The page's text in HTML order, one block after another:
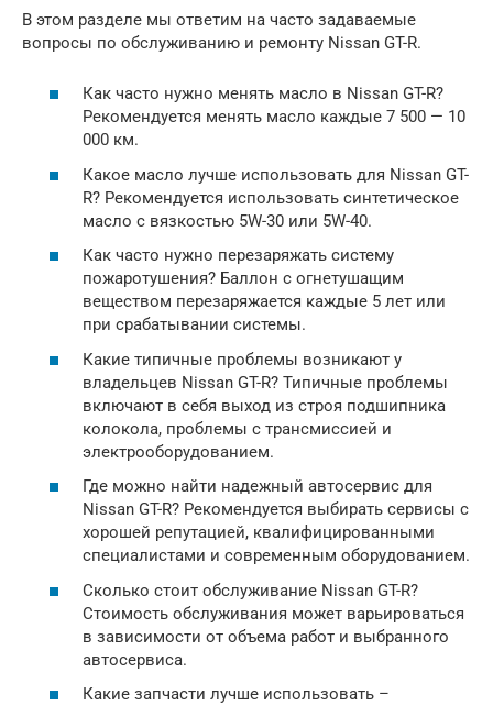
В этом разделе мы ответим на часто задаваемые
вопросы по обслуживанию и ремонту Nissan GT-R.
Как часто нужно менять масло в Nissan GT-R?
Рекомендуется менять масло каждые 7 500 — 10
000 км.
Какое масло лучше использовать для Nissan GT-
R? Рекомендуется использовать синтетическое
масло с вязкостью 5W-30 или 5W-40.
Как часто нужно перезаряжать систему
пожаротушения? Баллон с огнетушащим
веществом перезаряжается каждые 5 лет или
при срабатывании системы.
Какие типичные проблемы возникают у
владельцев Nissan GT-R? Типичные проблемы
включают в себя выход из строя подшипника
колокола, проблемы с трансмиссией и
электрооборудованием.
Где можно найти надежный автосервис для
Nissan GT-R? Рекомендуется выбирать сервисы с
хорошей репутацией, квалифицированными
специалистами и современным оборудованием.
Сколько стоит обслуживание Nissan GT-R?
Стоимость обслуживания может варьироваться
в зависимости от объема работ и выбранного
автосервиса.
Какие запчасти лучше использовать –